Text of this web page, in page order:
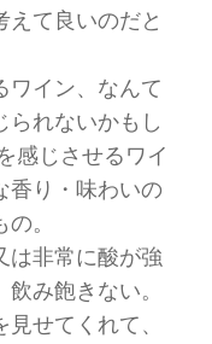
えて良いのだと
ワイン、なんて
られないかもし
感じさせるワイ
香り・味わいの
。
は非常に酸が強
み飽きない。
せてくれて、